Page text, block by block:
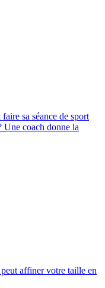
sa séance de sport
Une coach donne la
affiner votre taille en